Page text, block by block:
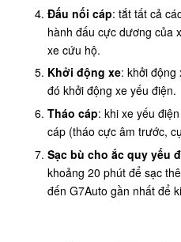
Đấu nối cáp: tắt tất cả
hành đấu cực dương của
xe cứu hộ.
Khởi động xe: khởi động
đó khởi động xe yếu điện.
Tháo cáp: khi xe yếu
cáp (tháo cực âm trước,
Sạc bù cho ắc quy yếu
khoảng 20 phút để sạc
đến G7Auto gần nhất để